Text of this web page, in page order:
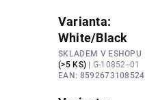
Varianta:
White/Black
SKLADEM V ESHOPU
(>5 KS) | G-10852--01
EAN: 8592673108524